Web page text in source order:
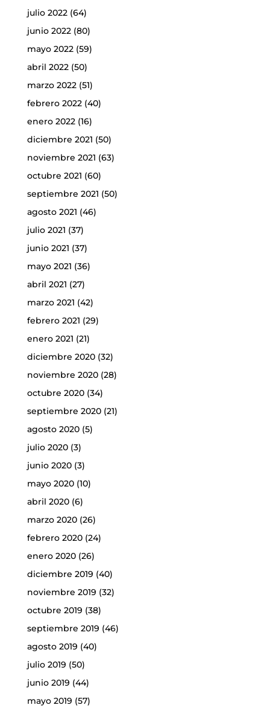
julio 2022(64)
junio 2022(80)
mayo 2022(59)
abril 2022(50)
marzo 2022(51)
febrero 2022(40)
enero 2022(16)
diciembre 2021 (50)
noviembre 2021 (63)
octubre 2021 (60)
septiembre 2021 (50)
agosto 2021 (46)
julio 2021 (37)
junio 2021 (37)
mayo 2021 (36)
abril 2021 (27)
marzo 2021 (42)
febrero 2021 (29)
enero 2021 (21)
diciembre 2020(32)
noviembre 2020(28)
octubre 2020(34)
septiembre 2020(21)
agosto 2020(5)
julio 2020(3)
junio 2020(3)
mayo 2020(10)
abril 2020(6)
marzo 2020(26)
febrero 2020(24)
enero 2020(26)
diciembre 2019 (40)
noviembre 2019 (32)
octubre 2019 (38)
septiembre 2019 (46)
agosto 2019 (40)
julio 2019 (50)
junio 2019 (44)
mayo 2019 (57)